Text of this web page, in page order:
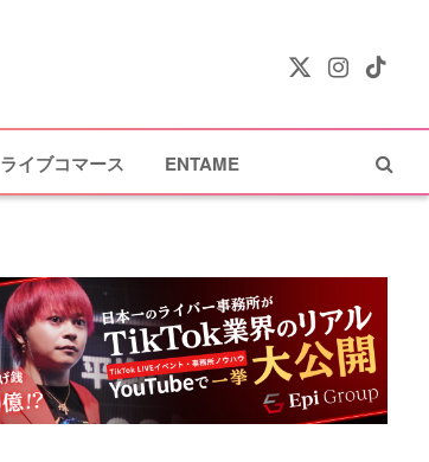
X
Instagram
TikTok
ライブコマース ENTAME